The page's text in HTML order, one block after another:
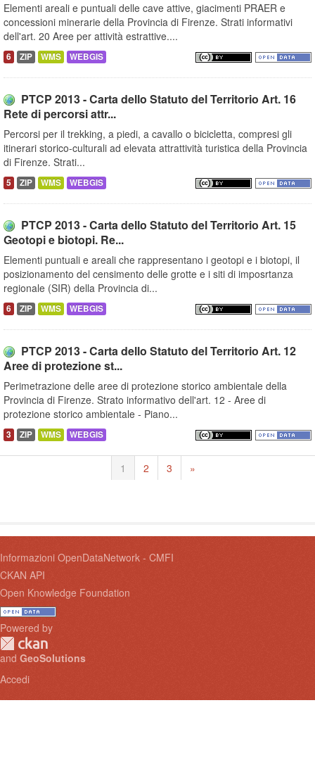
Elementi areali e puntuali delle cave attive, giacimenti PRAER e
concessioni minerarie della Provincia di Firenze. Strati informativi
dell'art. 20 Aree per attività estrattive....
6 ZIP WMS WEBGIS
PTCP 2013 - Carta dello Statuto del Territorio Art. 16
Rete di percorsi attr...
Percorsi per il trekking, a piedi, a cavallo o bicicletta, compresi gli
itinerari storico-culturali ad elevata attrattività turistica della Provincia
di Firenze. Strati...
5 ZIP WMS WEBGIS
PTCP 2013 - Carta dello Statuto del Territorio Art. 15
Geotopi e biotopi. Re...
Elementi puntuali e areali che rappresentano i geotopi e i biotopi, il
posizionamento del censimento delle grotte e i siti di imposrtanza
regionale (SIR) della Provincia di...
6 ZIP WMS WEBGIS
PTCP 2013 - Carta dello Statuto del Territorio Art. 12
Aree di protezione st...
Perimetrazione delle aree di protezione storico ambientale della
Provincia di Firenze. Strato informativo dell'art. 12 - Aree di
protezione storico ambientale - Piano...
3 ZIP WMS WEBGIS
1 2 3 »
Informazioni OpenDataNetwork - CMFI
CKAN API
Open Knowledge Foundation
Powered by
and GeoSolutions
Accedi